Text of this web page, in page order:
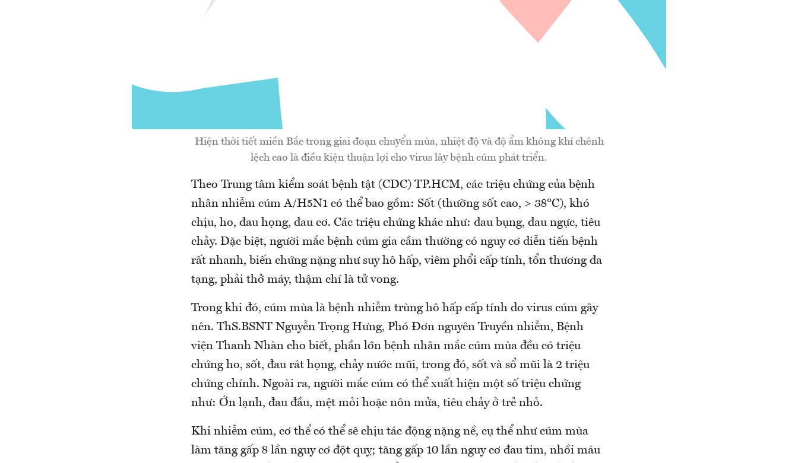
Hiện thời tiết miền Bắc trong giai đoạn chuyển mùa, nhiệt độ và độ ẩm không khí chênh
lệch cao là điều kiện thuận lợi cho virus lây bệnh cúm phát triển.
Theo Trung tâm kiểm soát bệnh tật (CDC) TP.HCM, các triệu chứng của bệnh
nhân nhiễm cúm A/H5N1 có thể bao gồm: Sốt (thường sốt cao, > 38°C), khó
chịu, ho, đau họng, đau cơ. Các triệu chứng khác như: đau bụng, đau ngực, tiêu
chảy. Đặc biệt, người mắc bệnh cúm gia cầm thường có nguy cơ diễn tiến bệnh
rất nhanh, biến chứng nặng như suy hô hấp, viêm phổi cấp tính, tổn thương đa
tạng, phải thở máy, thậm chí là tử vong.
Trong khi đó, cúm mùa là bệnh nhiễm trùng hô hấp cấp tính do virus cúm gây
nên. ThS.BSNT Nguyễn Trọng Hưng, Phó Đơn nguyên Truyền nhiễm, Bệnh
viện Thanh Nhàn cho biết, phần lớn bệnh nhân mắc cúm mùa đều có triệu
chứng ho, sốt, đau rát họng, chảy nước mũi, trong đó, sốt và sổ mũi là 2 triệu
chứng chính. Ngoài ra, người mắc cúm có thể xuất hiện một số triệu chứng
như: Ớn lạnh, đau đầu, mệt mỏi hoặc nôn mửa, tiêu chảy ở trẻ nhỏ.
Khi nhiễm cúm, cơ thể có thể sẽ chịu tác động nặng nề, cụ thể như cúm mùa
làm tăng gấp 8 lần nguy cơ đột quỵ; tăng gấp 10 lần nguy cơ đau tim, nhồi máu